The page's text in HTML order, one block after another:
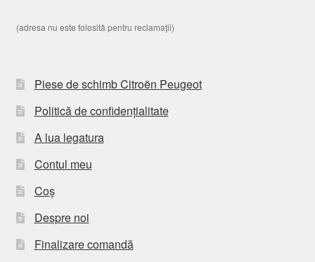
(adresa nu este folosită pentru reclamații)
Piese de schimb Citroën Peugeot
Politică de confidențialitate
A lua legatura
Contul meu
Coș
Despre noi
Finalizare comandă